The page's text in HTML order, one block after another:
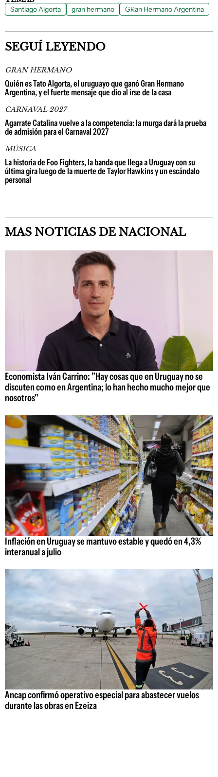
Santiago Algorta gran hermano GRan Hermano Argentina
SEGUÍ LEYENDO
GRAN HERMANO
Quién es Tato Algorta, el uruguayo que ganó Gran Hermano
Argentina, y el fuerte mensaje que dio al irse de la casa
CARNAVAL 2027
Agarrate Catalina vuelve a la competencia: la murga dará la prueba
de admisión para el Carnaval 2027
MÚSICA
La historia de Foo Fighters, la banda que llega a Uruguay con su
última gira luego de la muerte de Taylor Hawkins y un escándalo
personal
MAS NOTICIAS DE NACIONAL
Economista Iván Carrino: "Hay cosas que en Uruguay no se
discuten como en Argentina; lo han hecho mucho mejor que
nosotros"
Inflación en Uruguay se mantuvo estable y quedó en 4,3%
interanual a julio
Ancap confirmó operativo especial para abastecer vuelos
durante las obras en Ezeiza